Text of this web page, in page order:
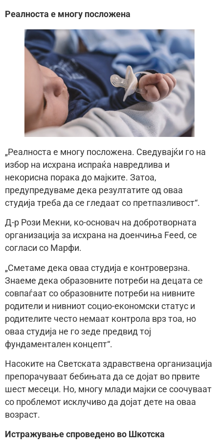
Реалноста е многу посложена
„Реалноста е многу посложена. Сведувајќи го на
избор на исхрана испраќа навредлива и
некорисна порака до мајките. Затоа,
предупредуваме дека резултатите од оваа
студија треба да се гледаат со претпазливост“.
Д-р Рози Мекни, ко-основач на добротворната
организација за исхрана на доенчиња Feed, се
согласи со Марфи.
„Сметаме дека оваа студија е контроверзна.
Знаеме дека образовните потреби на децата се
совпаѓаат со образовните потреби на нивните
родители и нивниот социо-економски статус и
родителите често немаат контрола врз тоа, но
оваа студија не го зеде предвид тој
фундаментален концепт“.
Насоките на Светската здравствена организација
препорачуваат бебињата да се дојат во првите
шест месеци. Но, многу млади мајки се соочуваат
со проблемот исклучиво да дојат дете на оваа
возраст.
Истражување спроведено во Шкотска